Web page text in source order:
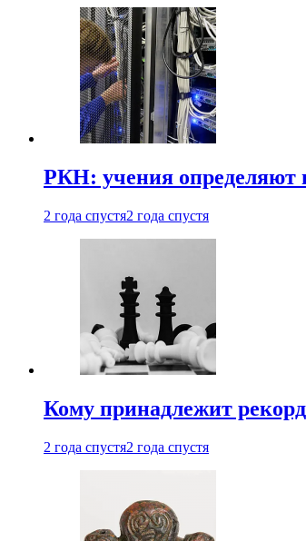
РКН: учения определяют
2 года спустя2 года спустя
Кому принадлежит
2 года спустя2 года спустя